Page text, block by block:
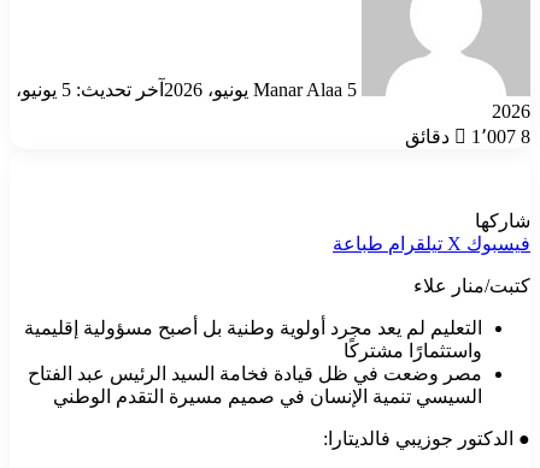
Manar Alaa 5 يونيو، 2026
آخر تحديث: 5 يونيو،
2026
1٬007 8 دقائق
شاركها
فيسبوك ‫X تيلقرام طباعة
كتبت/منار علاء
التعليم لم يعد مجرد أولوية وطنية بل أصبح مسؤولية إقليمية
واستثمارًا مشتركًا
مصر وضعت في ظل قيادة فخامة السيد الرئيس عبد الفتاح
السيسي تنمية الإنسان في صميم مسيرة التقدم الوطني
● الدكتور جوزيبي فالديتارا: